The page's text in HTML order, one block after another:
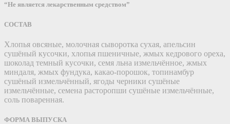
“Не является лекарственным средством”
СОСТАВ
Хлопья овсяные, молочная сыворотка сухая, апельсин
сушёный кусочки, хлопья пшеничные, жмых кедрового ореха,
шоколад темный кусочки, семя льна измельчённое, жмых
миндаля, жмых фундука, какао-порошок, топинамбур
сушёный измельчённый, ягоды черники сушёные
измельчённые, семена расторопши сушёные измельчённые,
соль поваренная.
ФОРМА ВЫПУСКА